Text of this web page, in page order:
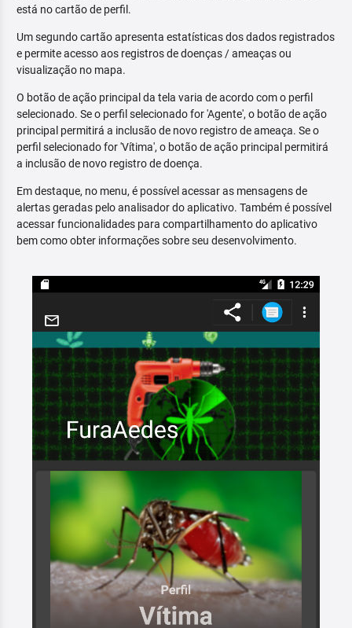
está no cartão de perfil.
Um segundo cartão apresenta estatísticas dos dados registrados
e permite acesso aos registros de doenças / ameaças ou
visualização no mapa.
O botão de ação principal da tela varia de acordo com o perfil
selecionado. Se o perfil selecionado for 'Agente', o botão de ação
principal permitirá a inclusão de novo registro de ameaça. Se o
perfil selecionado for 'Vítima', o botão de ação principal permitirá
a inclusão de novo registro de doença.
Em destaque, no menu, é possível acessar as mensagens de
alertas geradas pelo analisador do aplicativo. Também é possível
acessar funcionalidades para compartilhamento do aplicativo
bem como obter informações sobre seu desenvolvimento.